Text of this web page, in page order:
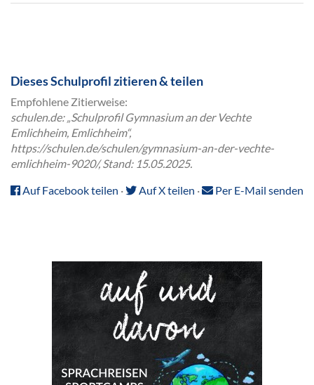
Dieses Schulprofil zitieren & teilen
Empfohlene Zitierweise:
schulen.de: „Schulprofil Gymnasium an der Vechte
Emlichheim, Emlichheim“,
https://schulen.de/schulen/gymnasium-an-der-vechte-
emlichheim-9020/, Stand: 15.05.2025.
Auf Facebook teilen · Auf X teilen · Per E-Mail senden